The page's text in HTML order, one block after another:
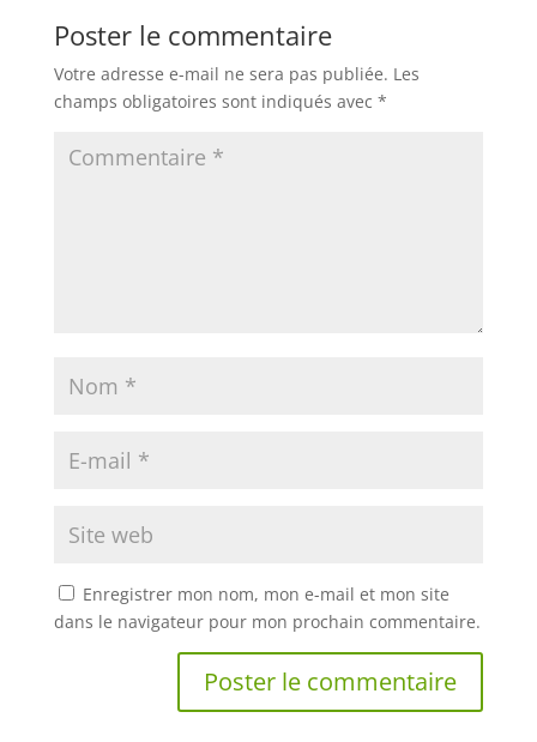
Poster le commentaire
Votre adresse e-mail ne sera pas publiée. Les
champs obligatoires sont indiqués avec *
Enregistrer mon nom, mon e-mail et mon site
dans le navigateur pour mon prochain commentaire.